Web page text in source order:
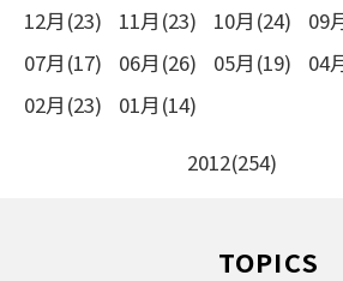
12月(23) 11月(23) 10月(24) 09
07月(17)
06月(26) 05月(19) 04
02月(23)
01月(14)
2012(254)
TOPICS